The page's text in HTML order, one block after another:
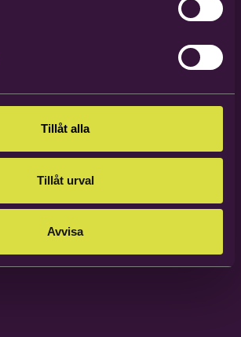
Tillåt alla
Tillåt urval
Avvisa